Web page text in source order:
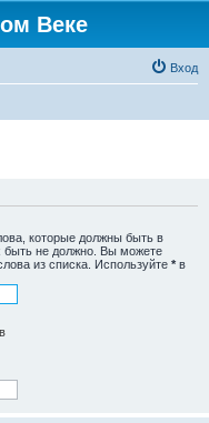
Веке
Вход
которые должны быть в
быть не должно. Вы можете
из списка. Используйте * в